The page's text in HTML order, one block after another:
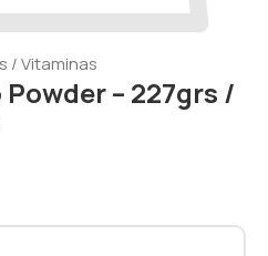
/ Vitaminas
– 227grs /